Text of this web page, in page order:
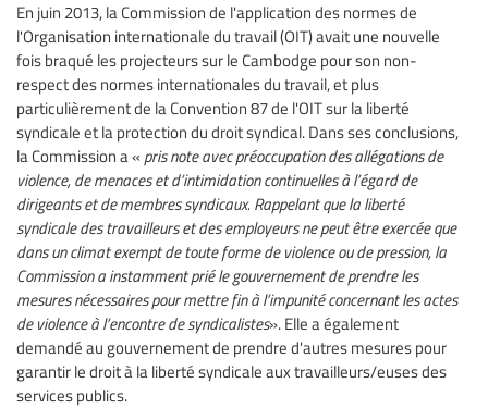
En juin 2013, la Commission de l'application des normes de
l'Organisation internationale du travail (OIT) avait une nouvelle
fois braqué les projecteurs sur le Cambodge pour son non-
respect des normes internationales du travail, et plus
particulièrement de la Convention 87 de l'OIT sur la liberté
syndicale et la protection du droit syndical. Dans ses conclusions,
la Commission a « pris note avec préoccupation des allégations de
violence, de menaces et d’intimidation continuelles à l’égard de
dirigeants et de membres syndicaux. Rappelant que la liberté
syndicale des travailleurs et des employeurs ne peut être exercée que
dans un climat exempt de toute forme de violence ou de pression, la
Commission a instamment prié le gouvernement de prendre les
mesures nécessaires pour mettre fin à l’impunité concernant les actes
de violence à l’encontre de syndicalistes». Elle a également
demandé au gouvernement de prendre d'autres mesures pour
garantir le droit à la liberté syndicale aux travailleurs/euses des
services publics.